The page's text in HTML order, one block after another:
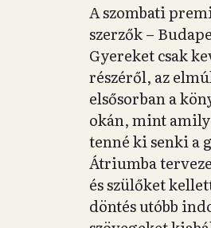
A szombati
szerzők –
Gyereket csak
részéről, az
elsősorban a
okán, mint
tenné ki senki a
Átriumba
és szülőket
döntés utóbb